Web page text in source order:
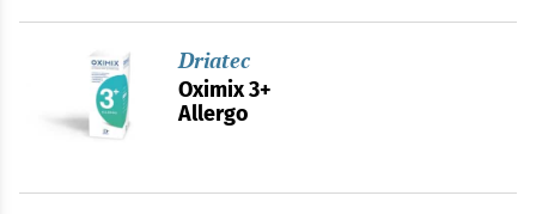
Driatec
Oximix 3+
Allergo